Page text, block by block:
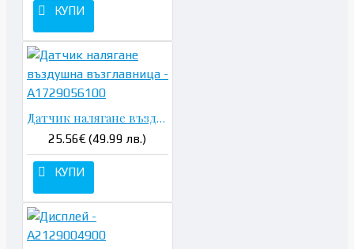
КУПИ
Датчик налягане въздушна възглавница - A1729056100
25.56€ (49.99 лв.)
КУПИ